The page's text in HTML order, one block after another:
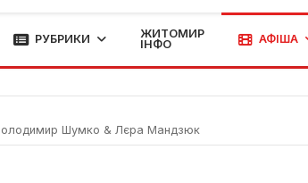
РУБРИКИ
ЖИТОМИР
ІНФО
АФІША
Шумко & Лєра Мандзюк